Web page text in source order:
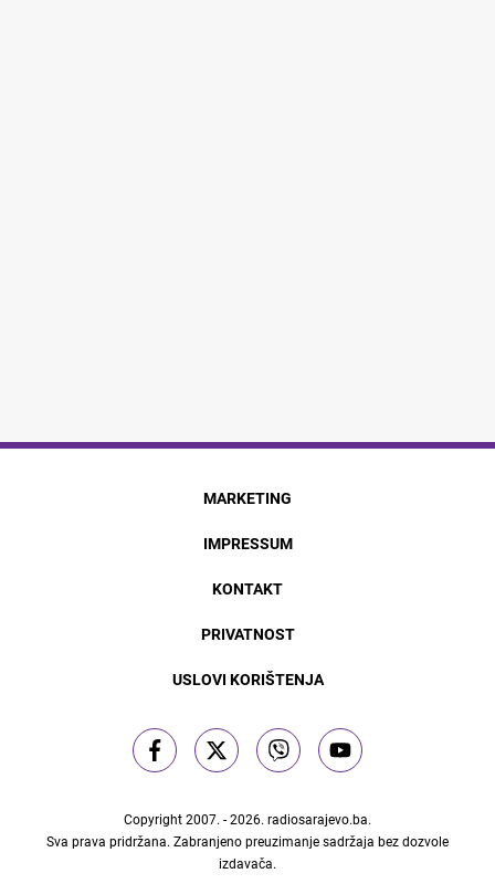
MARKETING
IMPRESSUM
KONTAKT
PRIVATNOST
USLOVI KORIŠTENJA
Copyright 2007. - 2026. radiosarajevo.ba.
Sva prava pridržana. Zabranjeno preuzimanje sadržaja bez dozvole
izdavača.